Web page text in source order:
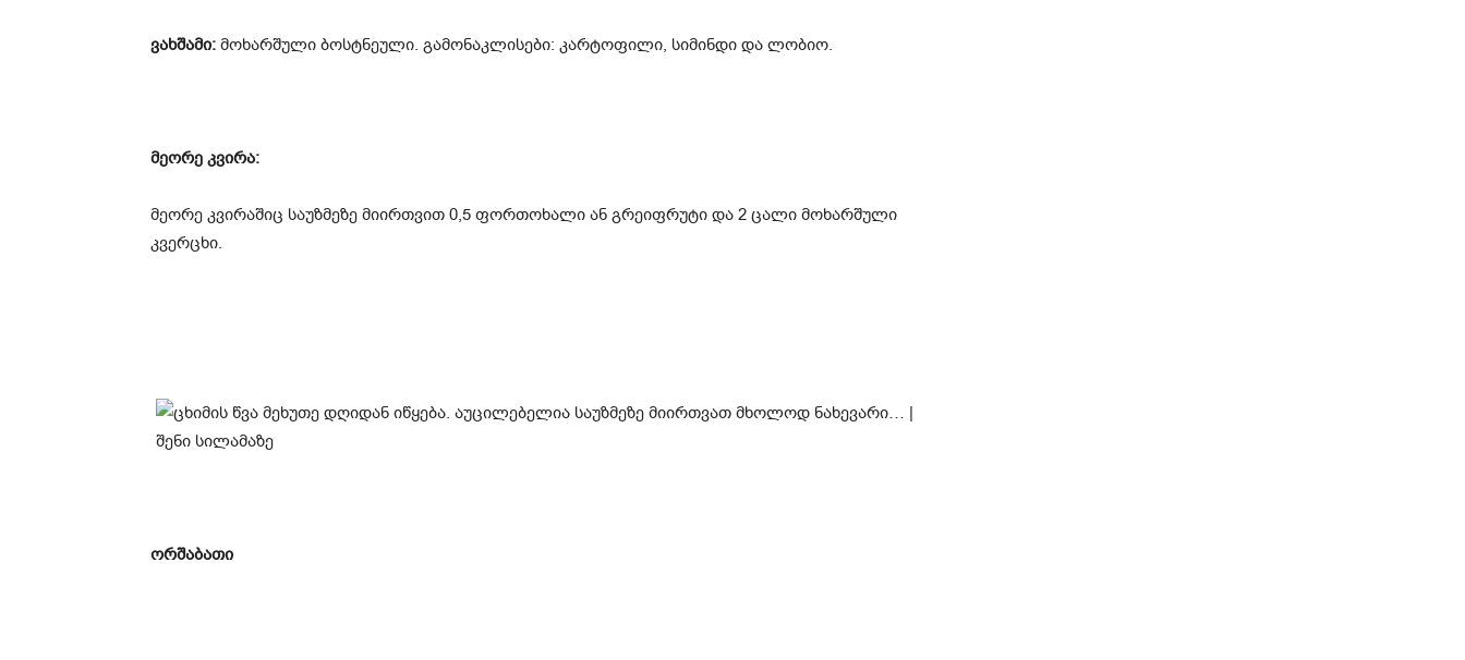
ვახშამი: მოხარშული ბოსტნეული. გამონაკლისები: კარტოფილი, სიმინდი და ლობიო.
მეორე კვირა:
მეორე კვირაშიც საუზმეზე მიირთვით 0,5 ფორთოხალი ან გრეიფრუტი და 2 ცალი მოხარშული
კვერცხი.
ორშაბათი